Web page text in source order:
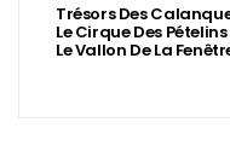
Trésors Des
Le Cirque Des
Le Vallon De La